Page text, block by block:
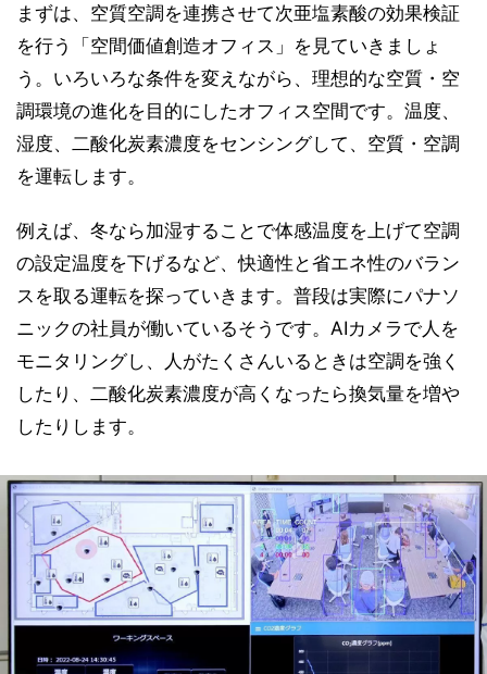
まずは、空質空調を連携させて次亜塩素酸の効果検証
を行う「空間価値創造オフィス」を見ていきましょ
う。いろいろな条件を変えながら、理想的な空質・空
調環境の進化を目的にしたオフィス空間です。温度、
湿度、二酸化炭素濃度をセンシングして、空質・空調
を運転します。
例えば、冬なら加湿することで体感温度を上げて空調
の設定温度を下げるなど、快適性と省エネ性のバラン
スを取る運転を探っていきます。普段は実際にパナソ
ニックの社員が働いているそうです。AIカメラで人を
モニタリングし、人がたくさんいるときは空調を強く
したり、二酸化炭素濃度が高くなったら換気量を増や
したりします。